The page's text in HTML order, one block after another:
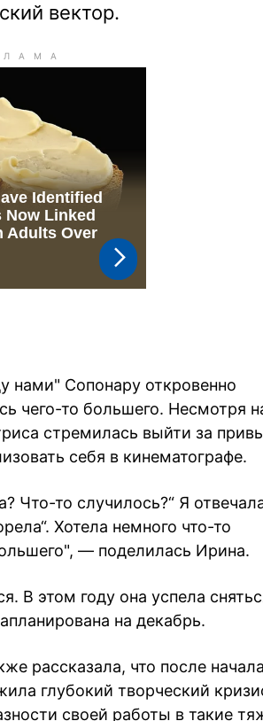
вектор.
нами" Сопонару откровенно
чего-то большего. Несмотря
стремилась выйти за
себя в кинематографе.
Что-то случилось?“ Я
Хотела немного что-то
— поделилась Ирина.
В этом году она успела
на декабрь.
рассказала, что после начала
глубокий творческий
своей работы в такие